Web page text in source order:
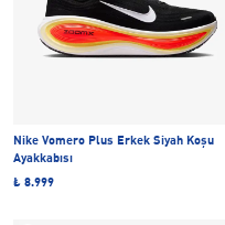
Nike Vomero Plus Erkek Siyah Koşu
Ayakkabısı
₺ 8.999